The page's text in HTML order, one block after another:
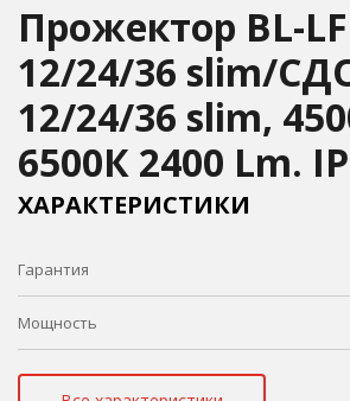
Прожектор BL-
12/24/36 slim/
12/24/36 slim,
6500К 2400 Lm.
ХАРАКТЕРИСТИКИ
Гарантия
Мощность